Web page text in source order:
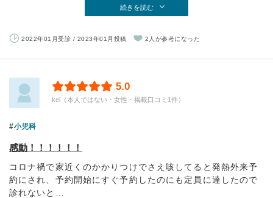
続きを読む
2022年01月受診 / 2023年01月投稿 2人が参考になった
5.0
kei（本人ではない・女性・掲載口コミ1件）
小児科
感動！！！！！！
コロナ禍で家近くのかかりつけでさえ咳してると発熱外来予
約にされ、予約開始にすぐ予約したのにも定員に達したので
診れないと…